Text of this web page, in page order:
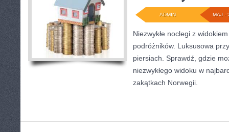
MAJ -
ADMIN
Niezwykłe noclegi z
podróżników. Luksusowa
piersiach. Sprawdź, gdzie
niezwykłego widoku w
zakątkach Norwegii.